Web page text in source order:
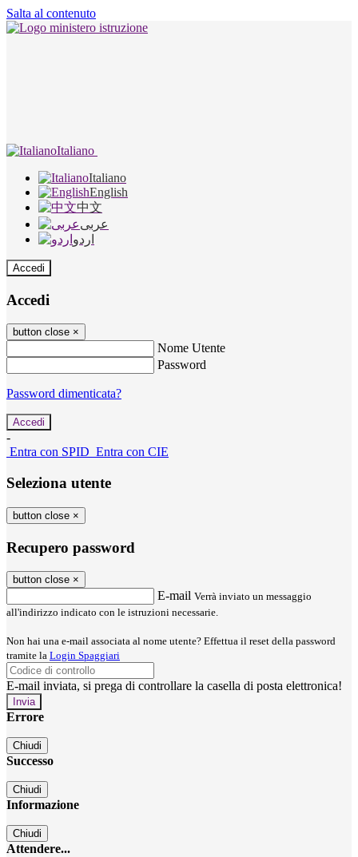
Salta al contenuto
Italiano
Italiano
English
中文
عربى
اردو
Accedi
Accedi
button close ×
Nome Utente
Password
Password dimenticata?
-
Entra con SPID Entra con CIE
Seleziona utente
button close ×
Recupero password
button close ×
E-mail Verrà inviato un messaggio
all'indirizzo indicato con le istruzioni necessarie.
Non hai una e-mail associata al nome utente? Effettua il reset della password
tramite la Login Spaggiari
E-mail inviata, si prega di controllare la casella di posta elettronica!
Errore
Chiudi
Successo
Chiudi
Informazione
Chiudi
Attendere...